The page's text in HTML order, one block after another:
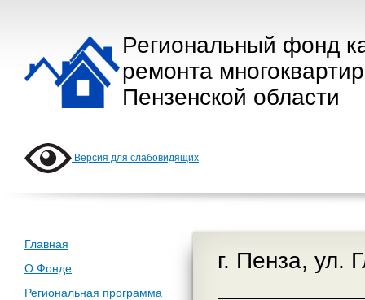
Региональный фонд
ремонта
Пензенской области
Версия для слабовидящих
Главная
О Фонде
Региональная программа
г. Пенза, ул.